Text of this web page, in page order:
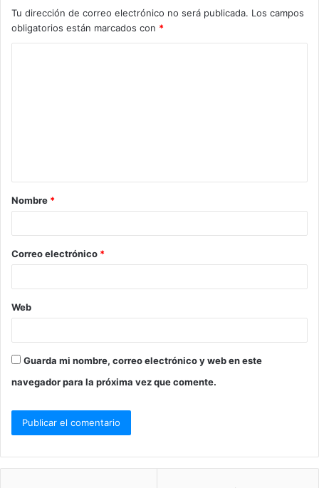
Tu dirección de correo electrónico no será publicada. Los campos
obligatorios están marcados con *
Nombre *
Correo electrónico *
Web
Guarda mi nombre, correo electrónico y web en este
navegador para la próxima vez que comente.